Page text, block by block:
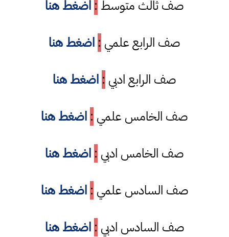
صف ثالث متوسط : اضغط هنا
صف الرابع علمي : اضغط هنا
صف الرابع ادبي : اضغط هنا
صف الخامس علمي : اضغط هنا
صف الخامس ادبي : اضغط هنا
صف السادس علمي : اضغط هنا
صف السادس ادبي : اضغط هنا